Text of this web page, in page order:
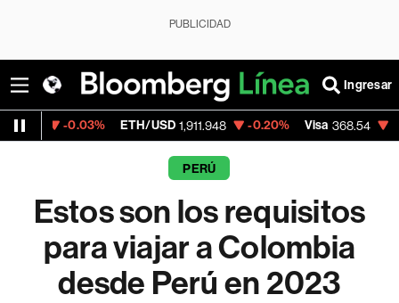
PUBLICIDAD
Ingresar
ETH/USD 1,911.948 -0.20% Visa 368.54 -0.28%
PERÚ
Estos son los requisitos
para viajar a Colombia
desde Perú en 2023